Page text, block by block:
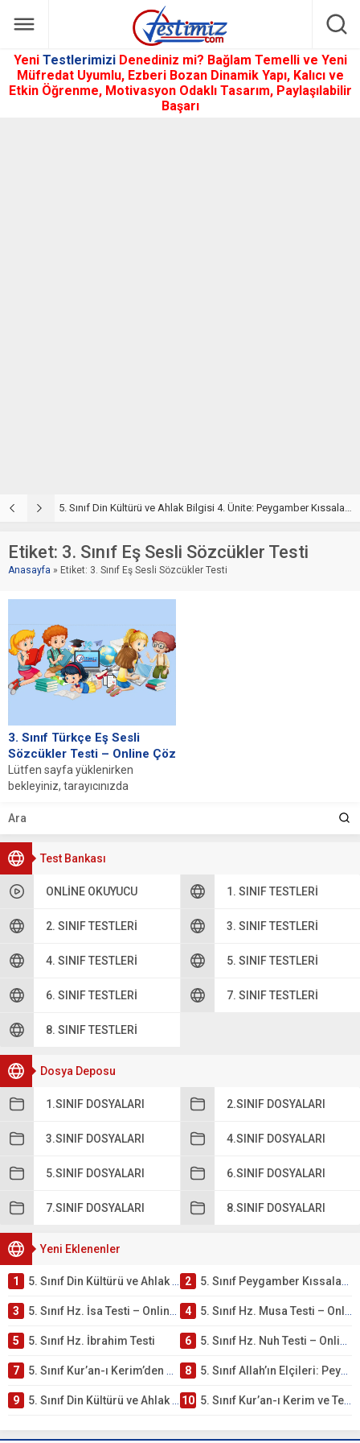
Yeni Testlerimizi Denediniz mi? Bağlam Temelli ve Yeni
Müfredat Uyumlu, Ezberi Bozan Dinamik Yapı, Kalıcı ve
Etkin Öğrenme, Motivasyon Odaklı Tasarım, Paylaşılabilir
Başarı
5. Sınıf Peygamber Kıssaları Ünite Testi – Online Çöz
Test Bankası
ONLINE OKUYUCU 1. SINIF TESTLERI
2. SINIF TESTLERI 3. SINIF TESTLERI
4. SINIF TESTLERI 5. SINIF TESTLERI
6. SINIF TESTLERI 7. SINIF TESTLERI
8. SINIF TESTLERI
Dosya Deposu
1.SINIF DOSYALARI 2.SINIF DOSYALARI
3.SINIF DOSYALARI 4.SINIF DOSYALARI
5.SINIF DOSYALARI 6.SINIF DOSYALARI
7.SINIF DOSYALARI 8.SINIF DOSYALARI
Yeni Eklenenler
1 5. Sınıf Din Kültürü ve Ahlak Bilgisi 4. Ünite: Peygamber Kıssaları Çalışmaları 2 5. Sınıf Peygamber Kıssaları Ünite Testi – Online Çöz
3 5. Sınıf Hz. İsa Testi – Online Çöz 4 5. Sınıf Hz. Musa Testi – Online Çöz
5 5. Sınıf Hz. İbrahim Testi 6 5. Sınıf Hz. Nuh Testi – Online Çöz
7 5. Sınıf Kur’an-ı Kerim’den Öğütler – Peygamber Kıssaları Testi – Online Çöz 8 5. Sınıf Allah’ın Elçileri: Peygamberler Testi – Online Çöz
9 5. Sınıf Din Kültürü ve Ahlak Bilgisi 3. Ünite: Kur’an-ı Kerim Çalışmaları 10 5. Sınıf Kur’an-ı Kerim ve Temel Özellikleri Testi – Online Çöz
Etiket: 3. Sınıf Eş Sesli Sözcükler Testi
Anasayfa » Etiket: 3. Sınıf Eş Sesli Sözcükler Testi
3. Sınıf Türkçe Eş Sesli
Sözcükler Testi – Online Çöz
Lütfen sayfa yüklenirken
bekleyiniz, tarayıcınızda
olduğundan emin olunuz. Eğer
sayfa yüklenmediyse buraya...